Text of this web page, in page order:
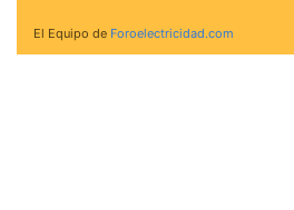
El Equipo de Foroelectricidad.com